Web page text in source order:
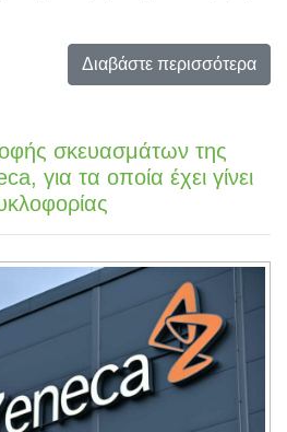
Διαβάστε περισσότερα
σκευασμάτων της
για τα οποία έχει γίνει